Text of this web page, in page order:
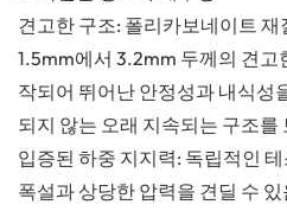
견고한 구조: 폴리카보네이트
1.5mm에서 3.2mm 두께의 견고
작되어 뛰어난 안정성과 내식성
되지 않는 오래 지속되는 구조를
입증된 하중 지지력: 독립적인
폭설과 상당한 압력을 견딜 수